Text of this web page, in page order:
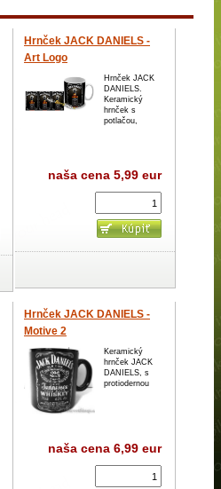
Hrnček JACK DANIELS -
Art Logo
Hrnček JACK
DANIELS.
Keramický
hrnček s
potlačou,
naša cena 5,99 eur
Hrnček JACK DANIELS -
Motive 2
Keramický
hrnček JACK
DANIELS, s
protiodernou
naša cena 6,99 eur